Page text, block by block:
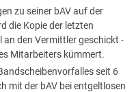
zu seiner bAV auf der
die Kopie der letzten
an den Vermittler geschickt -
Mitarbeiters kümmert.
seit 6
mit der bAV bei entgeltlosen